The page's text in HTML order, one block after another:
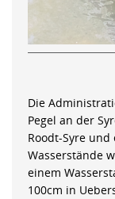
Die
Pegel an der
Roodt-Syre
Wasserstände
einem
100cm in